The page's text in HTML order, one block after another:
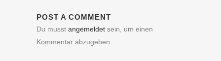
POST A COMMENT
Du musst angemeldet sein, um einen
Kommentar abzugeben.